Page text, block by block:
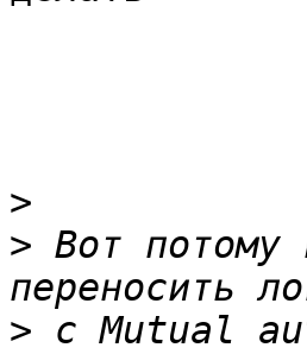
>
> Вот
> с Mutual